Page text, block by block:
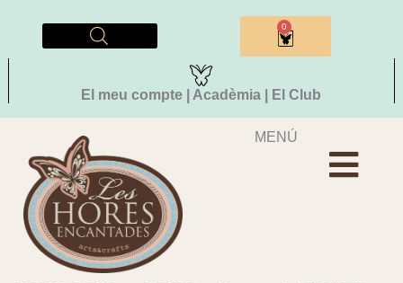
El meu compte | Acadèmia | El Club
0
Cistella
MENÚ